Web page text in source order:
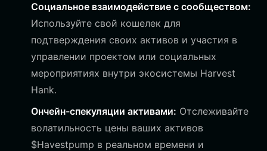
Социальное взаимодействие с сообществом:
Используйте свой кошелек для
подтверждения своих активов и участия в
управлении проектом или социальных
мероприятиях внутри экосистемы Harvest
Hank.
Ончейн-спекуляции активами: Отслеживайте
волатильность цены ваших активов
$Havestpump в реальном времени и